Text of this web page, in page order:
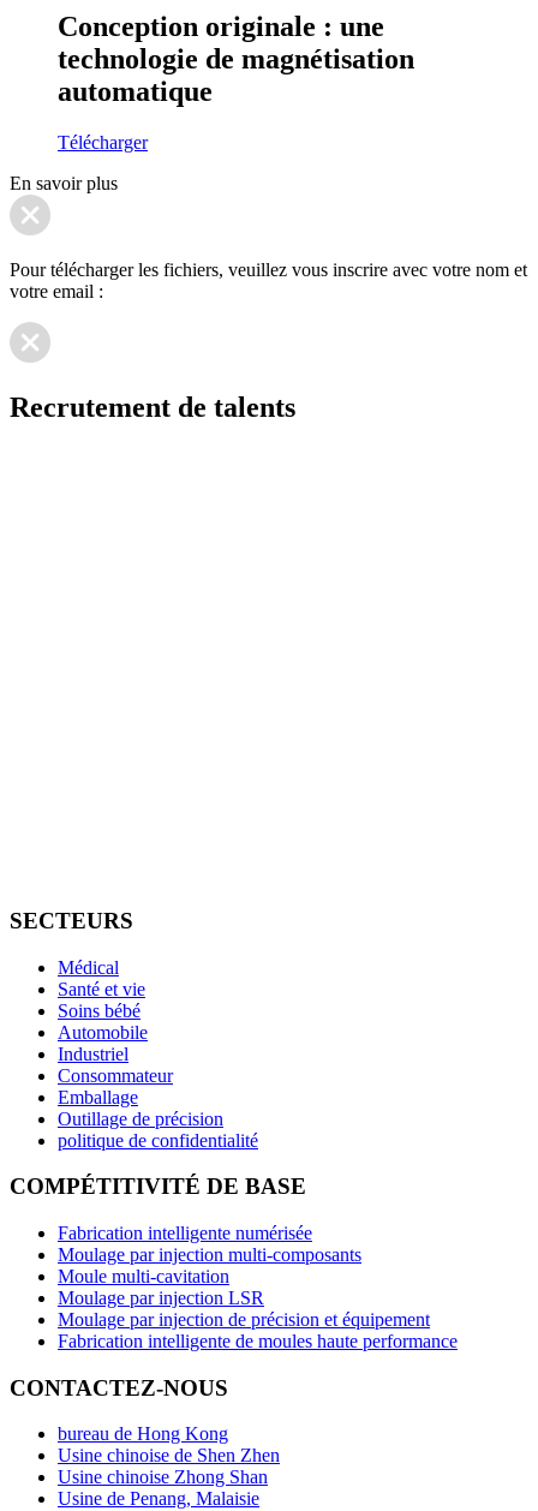
Conception originale : une
technologie de magnétisation
automatique
Télécharger
En savoir plus
Pour télécharger les fichiers, veuillez vous inscrire avec votre nom et
votre email :
Recrutement de talents
SECTEURS
Médical
Santé et vie
Soins bébé
Automobile
Industriel
Consommateur
Emballage
Outillage de précision
politique de confidentialité
COMPÉTITIVITÉ DE BASE
Fabrication intelligente numérisée
Moulage par injection multi-composants
Moule multi-cavitation
Moulage par injection LSR
Moulage par injection de précision et équipement
Fabrication intelligente de moules haute performance
CONTACTEZ-NOUS
bureau de Hong Kong
Usine chinoise de Shen Zhen
Usine chinoise Zhong Shan
Usine de Penang, Malaisie